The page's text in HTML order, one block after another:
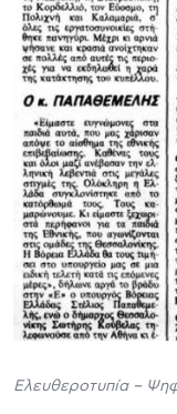
Ελευθεροτυπία –